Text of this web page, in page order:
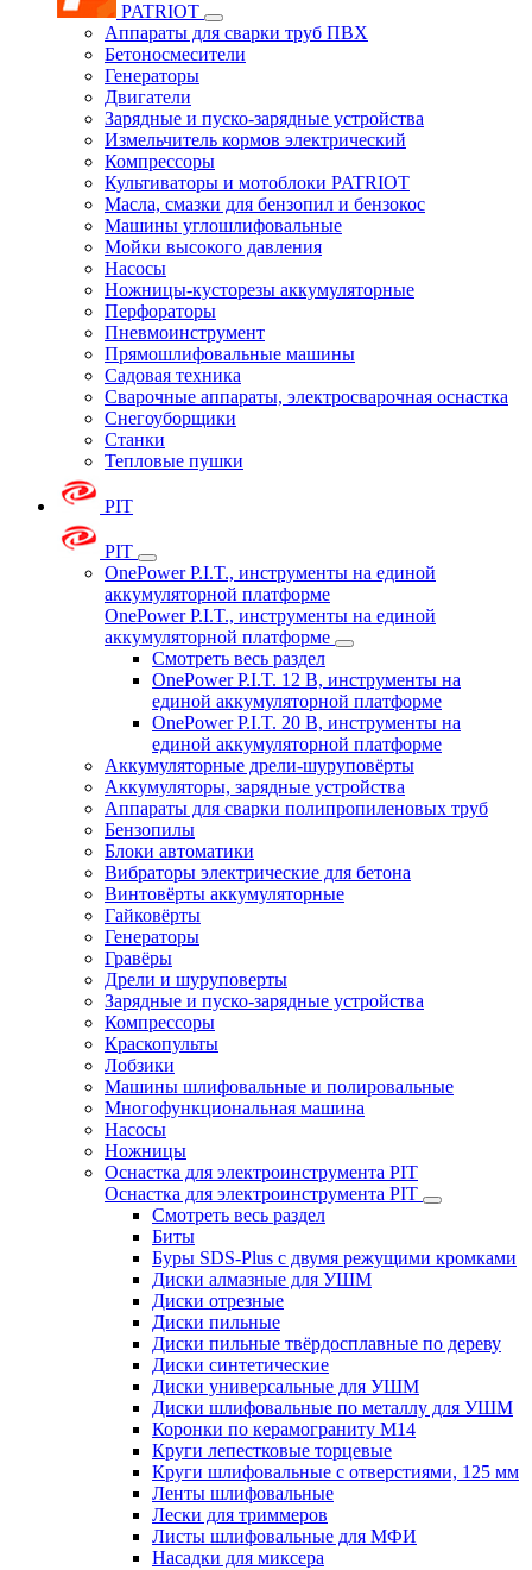
PATRIOT
Аппараты для сварки труб ПВХ
Бетоносмесители
Генераторы
Двигатели
Зарядные и пуско-зарядные устройства
Измельчитель кормов электрический
Компрессоры
Культиваторы и мотоблоки PATRIOT
Масла, смазки для бензопил и бензокос
Машины углошлифовальные
Мойки высокого давления
Насосы
Ножницы-кусторезы аккумуляторные
Перфораторы
Пневмоинструмент
Прямошлифовальные машины
Садовая техника
Сварочные аппараты, электросварочная оснастка
Снегоуборщики
Станки
Тепловые пушки
PIT
PIT
OnePower P.I.T., инструменты на единой
аккумуляторной платформе
OnePower P.I.T., инструменты на единой
аккумуляторной платформе
Смотреть весь раздел
OnePower P.I.T. 12 В, инструменты на
единой аккумуляторной платформе
OnePower P.I.T. 20 В, инструменты на
единой аккумуляторной платформе
Аккумуляторные дрели-шуруповёрты
Аккумуляторы, зарядные устройства
Аппараты для сварки полипропиленовых труб
Бензопилы
Блоки автоматики
Вибраторы электрические для бетона
Винтовёрты аккумуляторные
Гайковёрты
Генераторы
Гравёры
Дрели и шуруповерты
Зарядные и пуско-зарядные устройства
Компрессоры
Краскопульты
Лобзики
Машины шлифовальные и полировальные
Многофункциональная машина
Насосы
Ножницы
Оснастка для электроинструмента PIT
Оснастка для электроинструмента PIT
Смотреть весь раздел
Биты
Буры SDS-Plus c двумя режущими кромками
Диски алмазные для УШМ
Диски отрезные
Диски пильные
Диски пильные твёрдосплавные по дереву
Диски синтетические
Диски универсальные для УШМ
Диски шлифовальные по металлу для УШМ
Коронки по керамограниту M14
Круги лепестковые торцевые
Круги шлифовальные с отверстиями, 125 мм
Ленты шлифовальные
Лески для триммеров
Листы шлифовальные для МФИ
Насадки для миксера